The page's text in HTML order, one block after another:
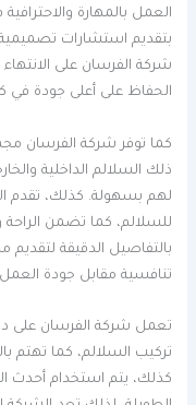
العمل بالمهارة
بتقديم استشارات
شركة الفرسان على
الحفاظ على أعلى جودة في
كما توفر شركة الفرسان
ذلك السلالم الداخلية
لهم بسهولة. كذلك، تقدم
للسلالم، كما تضمن الراحة
بالتفاصيل الدقيقة لتقديم
تنافسية مقابل جودة
تعمل شركة الفرسان على
تركيب السلالم، كما تهتم
كذلك، يتم استخدام أحدث